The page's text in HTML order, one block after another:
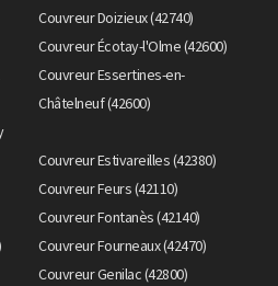
Couvreur Doizieux (42740)
Couvreur Écotay-l'Olme (42600)
Couvreur Essertines-en-
Châtelneuf (42600)
Couvreur Estivareilles (42380)
Couvreur Feurs (42110)
Couvreur Fontanès (42140)
Couvreur Fourneaux (42470)
Couvreur Genilac (42800)